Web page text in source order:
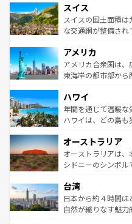
れる地方に足を運ぶ
きるだろ
を参照してほしい。
は、お酒好きな人にはぜ
ドイツ情報はコンテ
リアごとに異なる魅
ティー、ビール好
戦など、本場だか
ンツ一覧を参照して
スイス
スイスの国土面積
な交通網が整備さ
の建物がそのまま残
博物館もあり、アル
ことができる。国
ば市内交通費無料で観
着のスイス情報はコ
アメリカ
アメリカ合衆国は、
東海岸の都市部か
のような巨大都市は
ンメントが詰まっ
西部には大自然が
部のニューオーリン
文化が魅力。旅行者
しみながら、その
ならではの贅沢な旅のスタイルだ
情報はコンテンツ一
ハワイ
年間を通じて温暖
ハワイは、どの島
ワイ島は見逃せない
島だが、静かな自然
おすすめ。エメラ
れるおもてなしの心
人々、おいしいロ
ク、伝統的なフラ
オーストラリア
オーストラリアは、
シドニーのシンボ
リアリーフや大陸中
ク）、タスマニア
ど、見どころがた
台湾
日本から約４時間
自然が織りなす魅